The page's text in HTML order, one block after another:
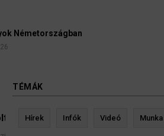
Ügyvédek, bírák és ügyészek
Kevin Ressler biztosítási
TÉMÁK
Hírek Infók Videó Munka